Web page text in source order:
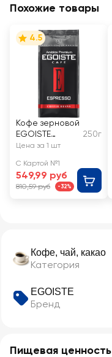
Кофе, чай, какао
Категория
EGOISTE
Бренд
Пищевая ценность
Похожие товары
4.5
Кофе зерновой
EGOISTE
Espresso
250г
Цена за 1 шт
С Картой №1
549,99 руб
810,59 руб -32%